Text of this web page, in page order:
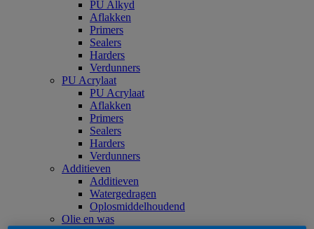
PU Alkyd
Aflakken
Primers
Sealers
Harders
Verdunners
PU Acrylaat
PU Acrylaat
Aflakken
Primers
Sealers
Harders
Verdunners
Additieven
Additieven
Watergedragen
Oplosmiddelhoudend
Olie en was